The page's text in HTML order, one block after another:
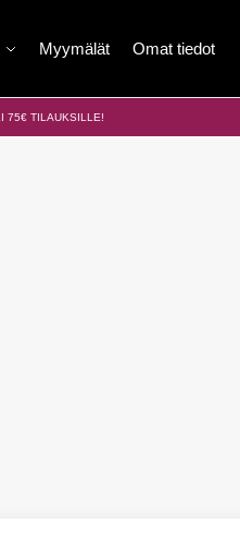
Myymälät Omat tiedot
75€ TILAUKSILLE!